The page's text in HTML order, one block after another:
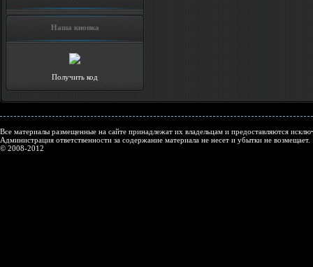
Наша кнопка
Получить код
Все материалы размещенные на сайте принадлежат их владельцам и предоставляются
Администрация ответственности за содержание материала не несет и убытки не возмещает.
© 2008-2012